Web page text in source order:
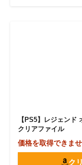
【PS5】レジェンド
クリアファイル
価格を取得できま
ク